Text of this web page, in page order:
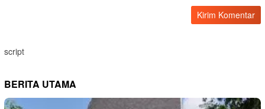
script
BERITA UTAMA